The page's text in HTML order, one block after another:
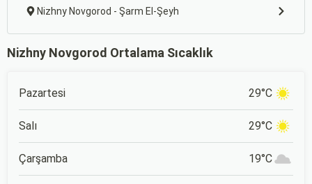
Nizhny Novgorod - Şarm El-Şeyh
Nizhny Novgorod Ortalama Sıcaklık
Pazartesi 29°C
Salı 29°C
Çarşamba 19°C